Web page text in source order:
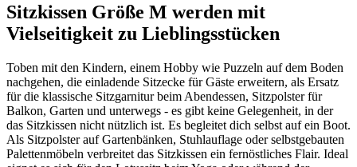
Sitzkissen Größe M werden mit
Vielseitigkeit zu Lieblingsstücken
Toben mit den Kindern, einem Hobby wie Puzzeln auf dem Boden
nachgehen, die einladende Sitzecke für Gäste erweitern, als Ersatz
für die klassische Sitzgarnitur beim Abendessen, Sitzpolster für
Balkon, Garten und unterwegs - es gibt keine Gelegenheit, in der
das Sitzkissen nicht nützlich ist. Es begleitet dich selbst auf ein Boot.
Als Sitzpolster auf Gartenbänken, Stuhlauflage oder selbstgebauten
Palettenmöbeln verbreitet das Sitzkissen ein fernöstliches Flair. Ideal